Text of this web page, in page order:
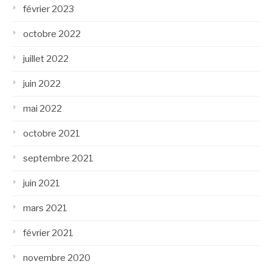
février 2023
octobre 2022
juillet 2022
juin 2022
mai 2022
octobre 2021
septembre 2021
juin 2021
mars 2021
février 2021
novembre 2020